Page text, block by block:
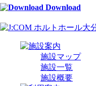
Download
施設マップ
施設一覧
施設概要